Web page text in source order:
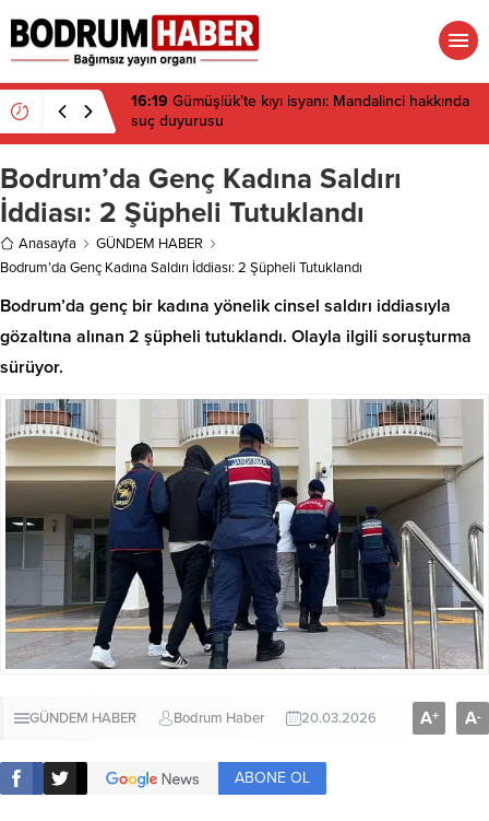
16:19 Gümüşlük’te kıyı isyanı: Mandalinci hakkında
suç duyurusu
Bodrum’da Genç Kadına Saldırı
İddiası: 2 Şüpheli Tutuklandı
Anasayfa
GÜNDEM HABER
Bodrum’da Genç Kadına Saldırı İddiası: 2 Şüpheli Tutuklandı
Bodrum’da genç bir kadına yönelik cinsel saldırı iddiasıyla
gözaltına alınan 2 şüpheli tutuklandı. Olayla ilgili soruşturma
sürüyor.
GÜNDEM HABER Bodrum Haber 20.03.2026 A+ A-
ABONE OL